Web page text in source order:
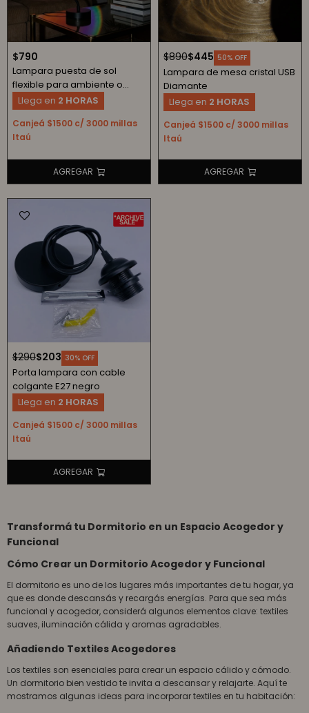
$790
Lampara puesta de sol
flexible para ambiente o
fotografías
Canjeá $1500 c/ 3000 millas
Itaú
Llega en 2 HORAS
$445
$890 50
Lampara de mesa cristal USB
Diamante
Canjeá $1500 c/ 3000 millas
Itaú
Llega en 2 HORAS
$203
$290 30
Porta lampara con cable
colgante E27 negro
Canjeá $1500 c/ 3000 millas
Itaú
Llega en 2 HORAS
Transformá tu Dormitorio en un Espacio Acogedor y
Funcional
Cómo Crear un Dormitorio Acogedor y Funcional
El dormitorio es uno de los lugares más importantes de tu hogar, ya
que es donde descansás y recargás energías. Para que sea más
funcional y acogedor, considerá algunos elementos clave: textiles
suaves, iluminación cálida y aromas agradables.
Añadiendo Textiles Acogedores
Los textiles son esenciales para crear un espacio cálido y cómodo.
Un dormitorio bien vestido te invita a descansar y relajarte. Aquí te
mostramos algunas ideas para incorporar textiles en tu habitación: